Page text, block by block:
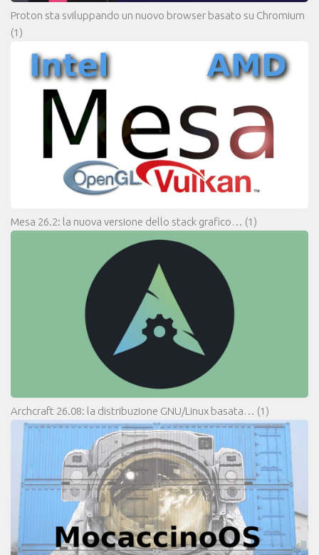
Proton sta sviluppando un nuovo browser basato su Chromium
(1)
Mesa 26.2: la nuova versione dello stack grafico… (1)
Archcraft 26.08: la distribuzione GNU/Linux basata… (1)